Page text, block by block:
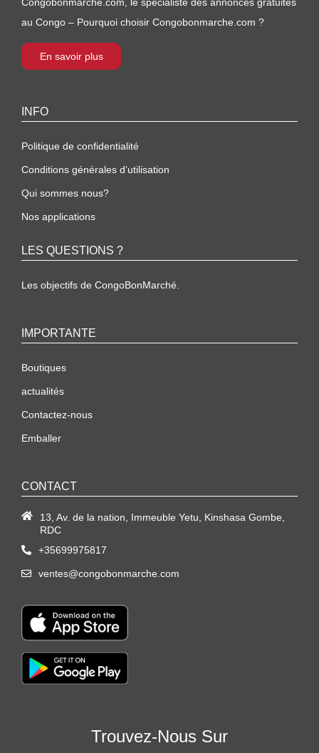
au Congo – Pourquoi choisir Congobonmarche.com ?
En savoir plus
INFO
Politique de confidentialité
Conditions générales d’utilisation
Qui sommes nous?
Nos applications
LES QUESTIONS ?
Les objectifs de CongoBonMarché.
IMPORTANTE
Boutiques
actualités
Contactez-nous
Emballer
CONTACT
13, Av. de la nation, Immeuble Yetu, Kinshasa Gombe,
RDC
+35699975817
ventes@congobonmarche.com
Trouvez-Nous Sur